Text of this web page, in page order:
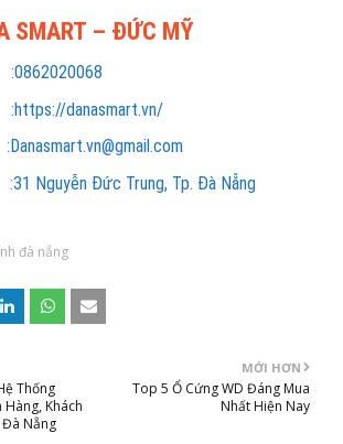
SMART – ĐỨC MỸ
:0862020068
:https://danasmart.vn/
Danasmart.vn@gmail.com
:31 Nguyễn Đức Trung, Tp. Đà Nẵng
đà nẵng
MỚI HƠN
Top 5 Ổ Cứng WD Đáng Mua
Nhất Hiện Nay
Thống
Hàng, Khách
Đà Nẵng